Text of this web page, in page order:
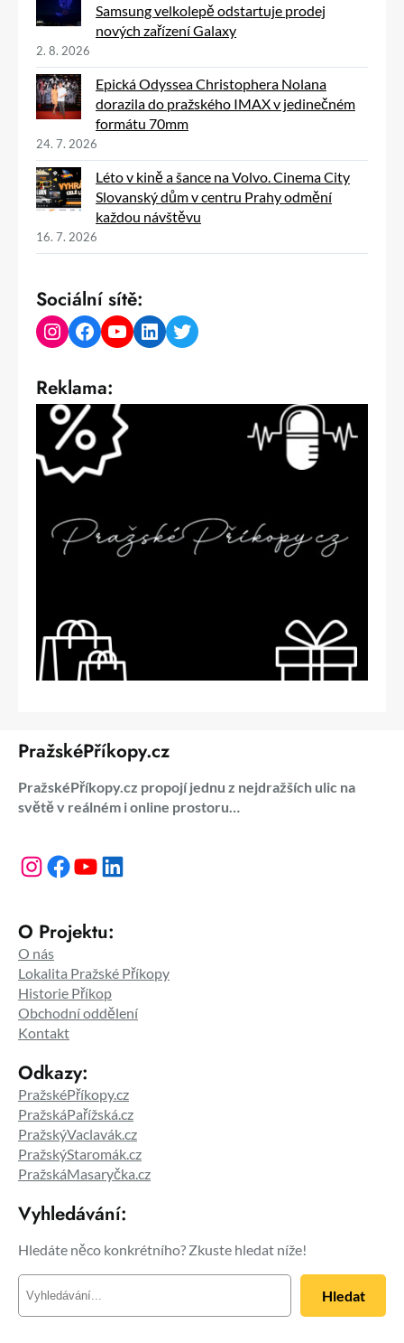
Samsung velkolepě odstartuje prodej
nových zařízení Galaxy
2. 8. 2026
Epická Odyssea Christophera Nolana
dorazila do pražského IMAX v jedinečném
formátu 70mm
24. 7. 2026
Léto v kině a šance na Volvo. Cinema City
Slovanský dům v centru Prahy odmění
každou návštěvu
16. 7. 2026
Sociální sítě:
Instagram Facebook YouTube LinkedIn Twitter
Reklama:
PražskéPříkopy.cz
PražskéPříkopy.cz propojí jednu z nejdražších ulic na
světě v reálném i online prostoru…
Instagram Facebook YouTube LinkedIn
O Projektu:
O nás
Lokalita Pražské Příkopy
Historie Příkop
Obchodní oddělení
Kontakt
Odkazy:
PražskéPříkopy.cz
PražskáPařížská.cz
PražskýVaclavák.cz
PražskýStaromák.cz
PražskáMasaryčka.cz
Vyhledávání:
Hledáte něco konkrétního? Zkuste hledat níže!
e
Hledat